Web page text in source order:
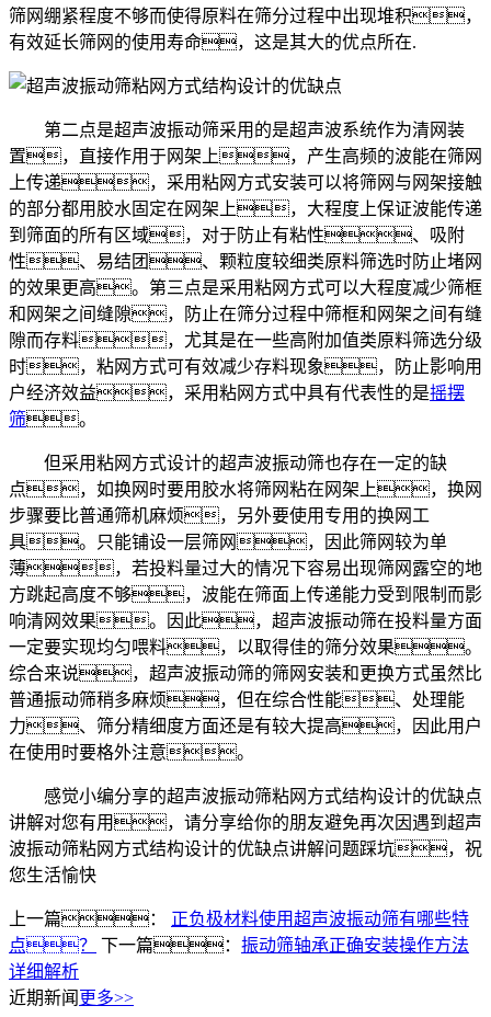
筛网绷紧程度不够而使得原料在筛分过程中出现堆积，
有效延长筛网的使用寿命，这是其大的优点所在.
第二点是超声波振动筛采用的是超声波系统作为清网装
置，直接作用于网架上，产生高频的波能在筛网
上传递，采用粘网方式安装可以将筛网与网架接触
的部分都用胶水固定在网架上，大程度上保证波能传递
到筛面的所有区域，对于防止有粘性、吸附
性、易结团、颗粒度较细类原料筛选时防止堵网
的效果更高。第三点是采用粘网方式可以大程度减少筛框
和网架之间缝隙，防止在筛分过程中筛框和网架之间有缝
隙而存料，尤其是在一些高附加值类原料筛选分级
时，粘网方式可有效减少存料现象，防止影响用
户经济效益，采用粘网方式中具有代表性的是摇摆
筛。
但采用粘网方式设计的超声波振动筛也存在一定的缺
点，如换网时要用胶水将筛网粘在网架上，换网
步骤要比普通筛机麻烦，另外要使用专用的换网工
具。只能铺设一层筛网，因此筛网较为单
薄，若投料量过大的情况下容易出现筛网露空的地
方跳起高度不够，波能在筛面上传递能力受到限制而影
响清网效果。因此，超声波振动筛在投料量方面
一定要实现均匀喂料，以取得佳的筛分效果。
综合来说，超声波振动筛的筛网安装和更换方式虽然比
普通振动筛稍多麻烦，但在综合性能、处理能
力、筛分精细度方面还是有较大提高，因此用户
在使用时要格外注意。
感觉小编分享的超声波振动筛粘网方式结构设计的优缺点
讲解对您有用，请分享给你的朋友避免再次因遇到超声
波振动筛粘网方式结构设计的优缺点讲解问题踩坑，祝
您生活愉快
上一篇： 正负极材料使用超声波振动筛有哪些特
点？
下一篇： 振动筛轴承正确安装操作方法
详细解析
近期新闻 更多>>